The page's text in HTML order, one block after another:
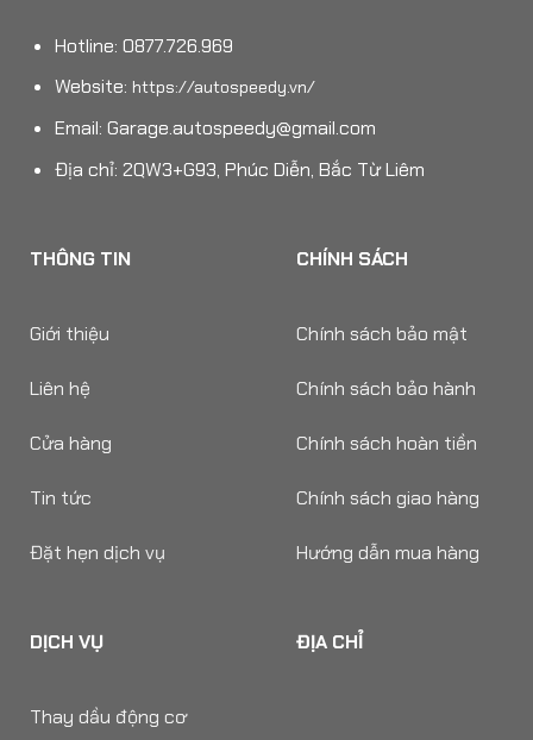
Hotline: 0877.726.969
Website: https://autospeedy.vn/
Email: Garage.autospeedy@gmail.com
Địa chỉ: 2QW3+G93, Phúc Diễn, Bắc Từ Liêm
THÔNG TIN
Giới thiệu
Liên hệ
Cửa hàng
Tin tức
Đặt hẹn dịch vụ
CHÍNH SÁCH
Chính sách bảo mật
Chính sách bảo hành
Chính sách hoàn tiền
Chính sách giao hàng
Hướng dẫn mua hàng
DỊCH VỤ
Thay dầu động cơ
ĐỊA CHỈ